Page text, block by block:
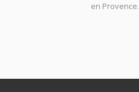
en Provence.